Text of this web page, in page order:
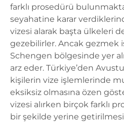
farklı prosedürü
seyahatine karar
vizesi alarak başta ülkeleri
gezebilirler. Ancak gezmek
Schengen bölgesinde yer
arz eder. Türkiye’den
kişilerin vize işlemlerinde
eksiksiz olmasına özen
vizesi alırken birçok farklı
bir şekilde yerine